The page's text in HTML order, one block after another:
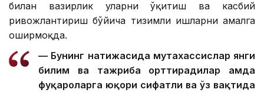
билан вазирлик уларни ўқитиш ва касбий
ривожлантириш бўйича тизимли ишларни амалга
оширмоқда.
— Бунинг натижасида мутахассислар янги
билим ва тажриба орттирадилар ҳамда
фуқароларга юқори сифатли ва ўз вақтида